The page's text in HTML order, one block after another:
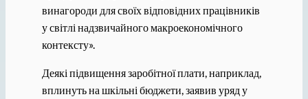
винагороди для своїх відповідних працівників
у світлі надзвичайного макроекономічного
контексту».
Деякі підвищення заробітної плати, наприклад,
вплинуть на шкільні бюджети, заявив уряд у